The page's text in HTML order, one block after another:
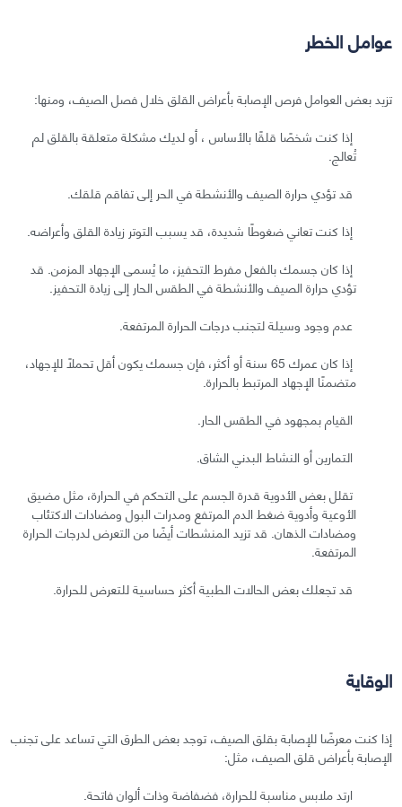
عوامل الخطر
تزيد بعض العوامل فرص الإصابة بأعراض القلق خلال فصل الصيف، ومنها:
إذا كنت شخصًا قلقًا بالأساس ، أو لديك مشكلة متعلقة بالقلق لم
تُعالج.
قد تؤدي حرارة الصيف والأنشطة في الحر إلى تفاقم قلقك.
إذا كنت تعاني ضغوطًا شديدة، قد يسبب التوتر زيادة القلق وأعراضه.
إذا كان جسمك بالفعل مفرط التحفيز، ما يُسمى الإجهاد المزمن. قد
تؤدي حرارة الصيف والأنشطة في الطقس الحار إلى زيادة التحفيز.
عدم وجود وسيلة لتجنب درجات الحرارة المرتفعة.
إذا كان عمرك 65 سنة أو أكثر، فإن جسمك يكون أقل تحملًا للإجهاد،
متضمنًا الإجهاد المرتبط بالحرارة.
القيام بمجهود في الطقس الحار.
التمارين أو النشاط البدني الشاق.
تقلل بعض الأدوية قدرة الجسم على التحكم في الحرارة، مثل مضيق
الأوعية وأدوية ضغط الدم المرتفع ومدرات البول ومضادات الاكتئاب
ومضادات الذهان. قد تزيد المنشطات أيضًا من التعرض لدرجات الحرارة
المرتفعة.
قد تجعلك بعض الحالات الطبية أكثر حساسية للتعرض للحرارة.
الوقاية
إذا كنت معرضًا للإصابة بقلق الصيف، توجد بعض الطرق التي تساعد على تجنب
الإصابة بأعراض قلق الصيف، مثل:
ارتد ملابس مناسبة للحرارة، فضفاضة وذات ألوان فاتحة.